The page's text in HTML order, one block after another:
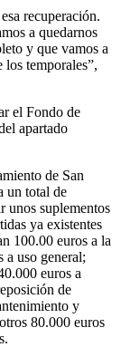
recuperación.
a quedarnos
y que vamos a
los temporales”,
el Fondo de
apartado
de San
un total de
unos suplementos
ya existentes
100.00 euros a la
a uso general;
euros a
de
y
80.000 euros